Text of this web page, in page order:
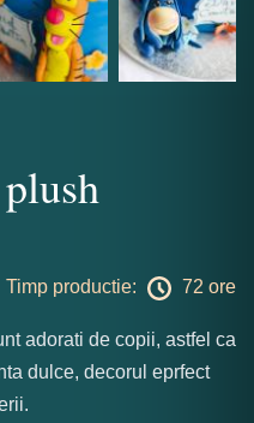
Timp productie: 72 ore
adorati de copii, astfel ca
dulce, decorul eprfect